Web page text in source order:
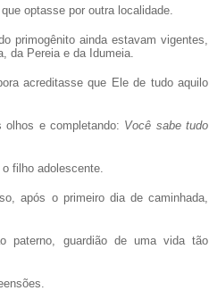
optasse por outra localidade.
primogênito ainda estavam vigentes,
da Pereia e da Idumeia.
acreditasse que Ele de tudo aquilo
olhos e completando: Você sabe tudo
filho adolescente.
após o primeiro dia de caminhada,
paterno, guardião de uma vida tão